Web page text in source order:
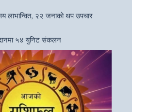
लाभान्वित, २२ जनाको थप उपचार
५४ युनिट संकलन